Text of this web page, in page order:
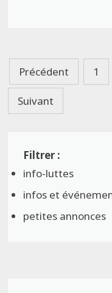
Pagination
des
publications
Précédent 1
Suivant
info-luttes
infos et
petites annonces